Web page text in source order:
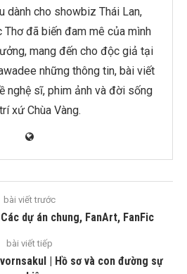
dành cho showbiz Thái Lan,
Thơ đã biến đam mê của mình
mang đến cho độc giả tại
những thông tin, bài viết
nghệ sĩ, phim ảnh và đời sống
xứ Chùa Vàng.
bài viết trước
dự án chung, FanArt, FanFic
bài viết tiếp
| Hồ sơ và con đường sự